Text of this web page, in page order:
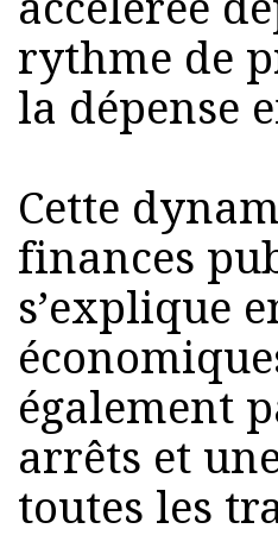
rythme de
la dépense
Cette
finances
s’explique
également
arrêts et
toutes les